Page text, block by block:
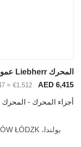
AED 6,415
€1,512
≈ $1,747
أجزاء المحرك - المحرك
بولندا، ALEKSANDRÓW ŁÓDZK